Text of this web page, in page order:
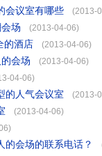
会议室有哪些 (2013-
场 (2013-04-06)
的酒店 (2013-04-06)
会场 (2013-04-06)
04-06)
的人气会议室 (2013-
(2013-04-06)
的会场的联系电话？